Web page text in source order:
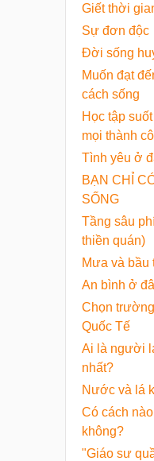
Giết thời
Sự đơn độc
Đời sống
Muốn đạt
cách sống
Học tập
mọi thành
Tình yêu ở
BẠN CHỈ
SỐNG
Tầng sâu
thiền quán)
Mưa và bầu
An bình ở
Chọn
Quốc Tế
Ai là người
nhất?
Nước và lá
Có cách
không?
"Giáo sư